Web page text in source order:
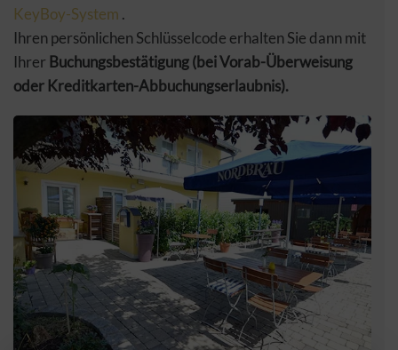
KeyBoy-System .
Ihren persönlichen Schlüsselcode erhalten Sie dann mit
Ihrer Buchungsbestätigung (bei Vorab-Überweisung
oder Kreditkarten-Abbuchungserlaubnis).